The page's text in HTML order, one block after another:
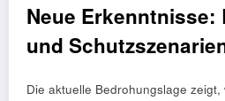
Neue Erkenntnisse:
und
Die aktuelle Bedrohungslage